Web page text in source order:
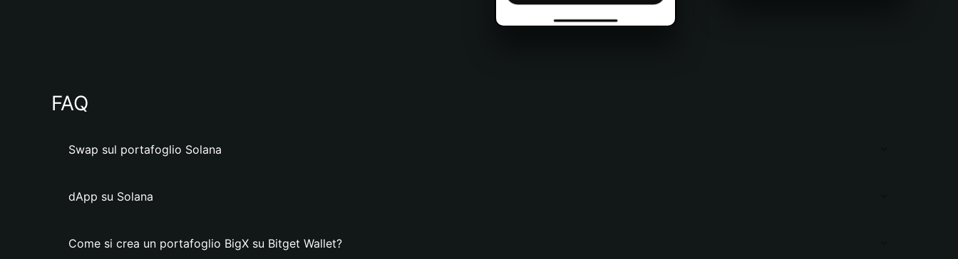
FAQ
Swap sul portafoglio Solana
dApp su Solana
Come si crea un portafoglio BigX su Bitget Wallet?